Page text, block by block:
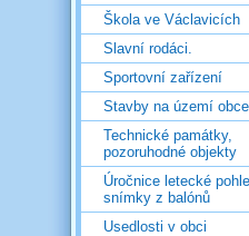
Škola ve Václavicích
Slavní rodáci.
Sportovní zařízení
Stavby na území obce
Technické památky,
pozoruhodné objekty
Úročnice letecké
snímky z balónů
Usedlosti v obci